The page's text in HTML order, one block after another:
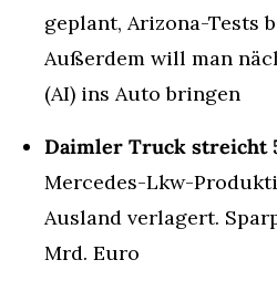
geplant, Arizona-Tests
Außerdem will man
(AI) ins Auto bringen
Daimler Truck streicht
Mercedes-Lkw-
Ausland verlagert.
Mrd. Euro